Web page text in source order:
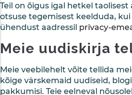
Teil on õigus igal hetkel
otsuse tegemisest keelduda,
ühendust aadressil privacy-
Meie uudiskirja
Meie veebilehelt võite tellida
kõige värskemaid uudiseid,
pakkumisi. Teie eelneval